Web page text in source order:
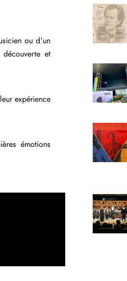
ou d’un
et
expérience
émotions